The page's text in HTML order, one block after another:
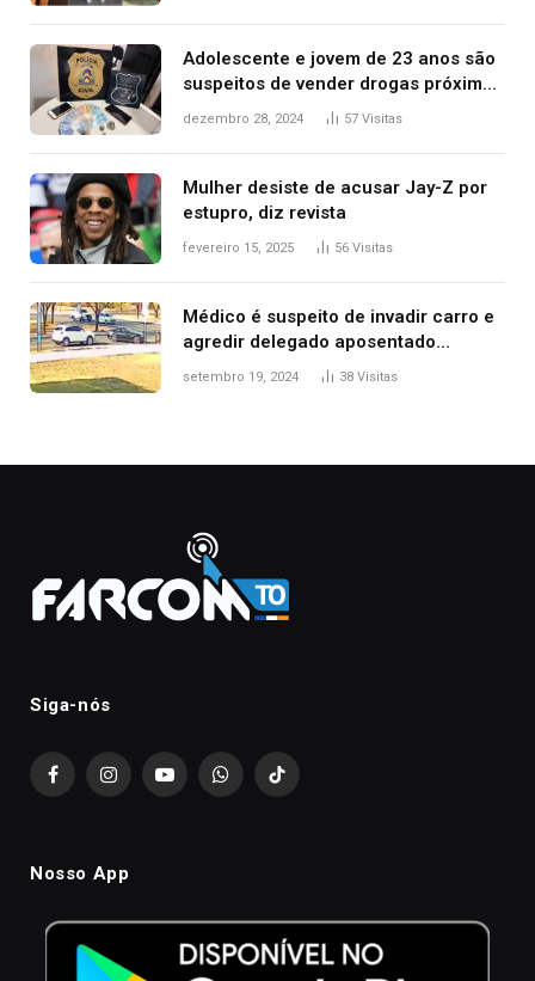
Adolescente e jovem de 23 anos são
suspeitos de vender drogas próximo
de delegacia e escola, diz polícia
dezembro 28, 2024 57 Visitas
Mulher desiste de acusar Jay-Z por
estupro, diz revista
fevereiro 15, 2025 56 Visitas
Médico é suspeito de invadir carro e
agredir delegado aposentado
durante confusão no trânsito
setembro 19, 2024 38 Visitas
Siga-nós
FacebookInstagramYouTubeWhatsAppTikTok
Nosso App